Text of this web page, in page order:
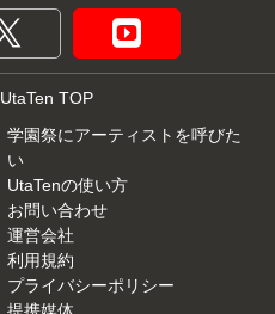
UtaTen TOP
学園祭にアーティストを呼びた
い
UtaTenの使い方
お問い合わせ
運営会社
利用規約
プライバシーポリシー